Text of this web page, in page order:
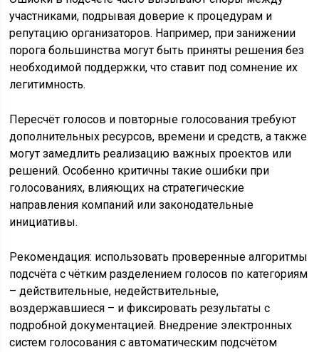
участниками, подрывая доверие к процедурам и
репутацию организаторов. Например, при занижении
порога большинства могут быть приняты решения без
необходимой поддержки, что ставит под сомнение их
легитимность.
Пересчёт голосов и повторные голосования требуют
дополнительных ресурсов, времени и средств, а также
могут замедлить реализацию важных проектов или
решений. Особенно критичны такие ошибки при
голосованиях, влияющих на стратегические
направления компаний или законодательные
инициативы.
Рекомендация: использовать проверенные алгоритмы
подсчёта с чётким разделением голосов по категориям
– действительные, недействительные,
воздержавшиеся – и фиксировать результаты с
подробной документацией. Внедрение электронных
систем голосования с автоматическим подсчётом